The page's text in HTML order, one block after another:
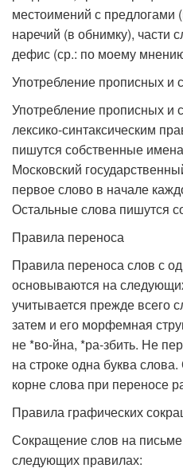
местоимений с предлогами
наречий (в обнимку), части
дефис (ср.: по моему
Употребление прописных и
Употребление прописных и
лексико-синтаксическим
пишутся собственные
Московский
первое слово в начале
Остальные слова пишутся
Правила переноса
Правила переноса слов с
основываются на
учитывается прежде всего
затем и его морфемная
не *во-йна, *ра-збить. Не
на строке одна буква
корне слова при переносе
Правила графических
Сокращение слов на письме
следующих правилах: